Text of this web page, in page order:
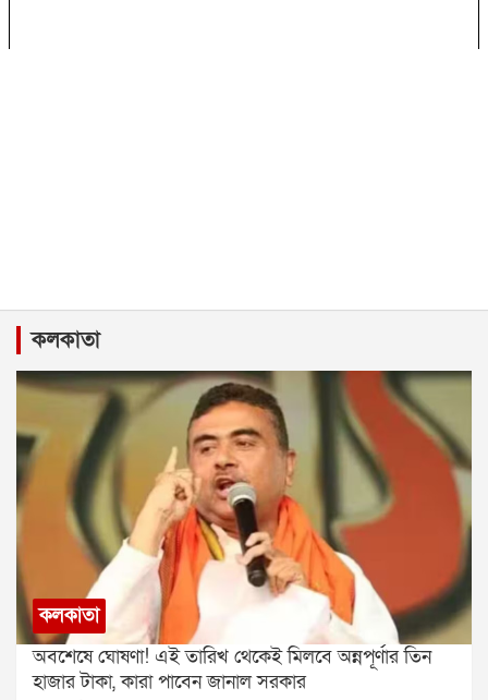
কলকাতা
কলকাতা
অবশেষে ঘোষণা! এই তারিখ থেকেই মিলবে অন্নপূর্ণার তিন
হাজার টাকা, কারা পাবেন জানাল সরকার